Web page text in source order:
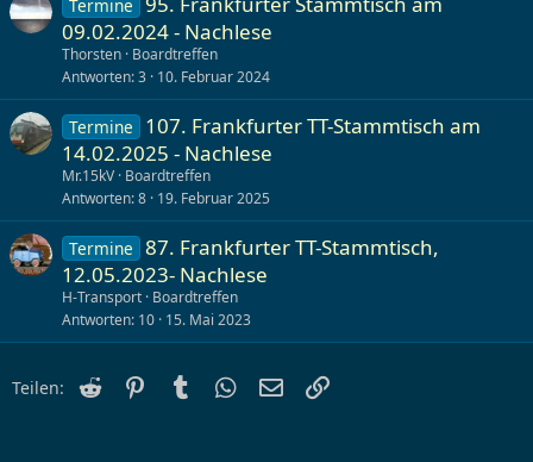
Termine
09.02.2024 - Nachlese
Thorsten Boardtreffen
Antworten 3 10. Februar 2024
Termine
107. Frankfurter TT-Stammtisch am
14.02.2025 - Nachlese
Mr.15kV Boardtreffen
Antworten 8 19. Februar 2025
Termine 87. Frankfurter TT-Stammtisch,
12.05.2023- Nachlese
H-Transport Boardtreffen
Antworten 10 15. Mai 2023
Teilen: Reddit PinterestTumblr WhatsApp
E-Mail